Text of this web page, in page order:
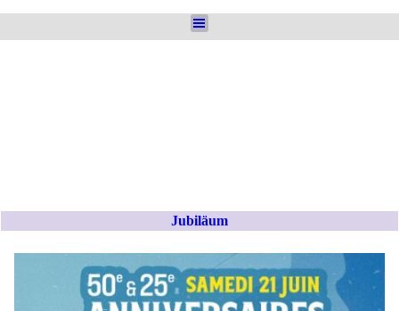
Menü überspringen
Jubiläum